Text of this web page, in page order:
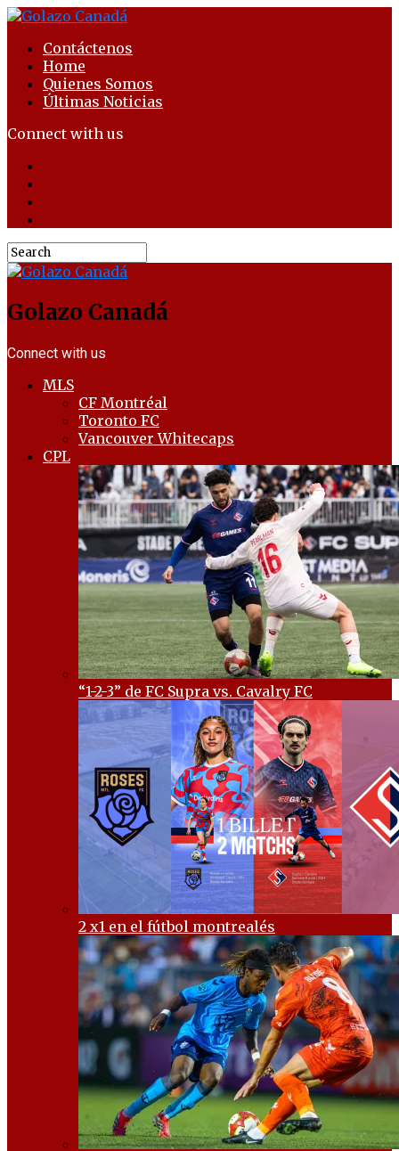
Contáctenos
Home
Quienes Somos
Últimas Noticias
Connect with us
Golazo Canadá
Connect with us
MLS
CF Montréal
Toronto FC
Vancouver Whitecaps
CPL
“1-2-3” de FC Supra vs. Cavalry FC
2 x1 en el fútbol montrealés